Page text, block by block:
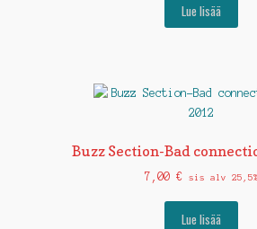
Lue lisää
Buzz Section-Bad
7,00 € sis alv 25,5%
Lue lisää